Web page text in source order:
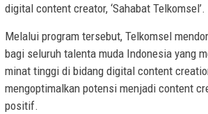
digital content creator, ‘Sahabat Telkomsel’.
Melalui program tersebut, Telkomsel
bagi seluruh talenta muda Indonesia yang
minat tinggi di bidang digital content
mengoptimalkan potensi menjadi content
positif.